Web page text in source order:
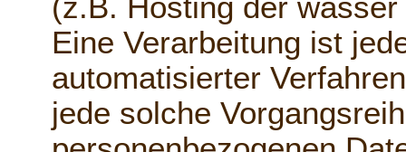
(z.B. Hosting der
Eine Verarbeitung ist
automatisierter
jede solche